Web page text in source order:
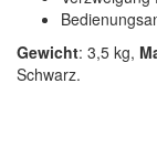
Gewicht: 3,5 kg,
Schwarz.